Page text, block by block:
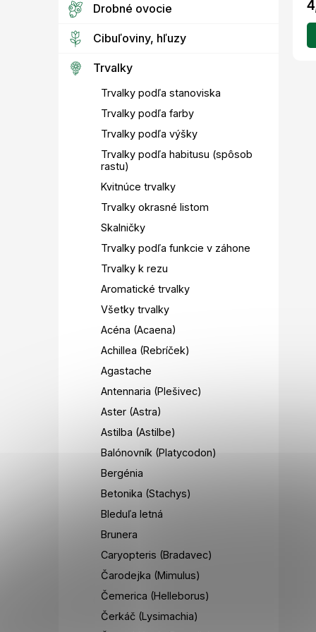
Drobné ovocie
Cibuľoviny, hľuzy
Trvalky
Trvalky podľa stanoviska
Trvalky podľa farby
Trvalky podľa výšky
Trvalky podľa habitusu (spôsob
rastu)
Kvitnúce trvalky
Trvalky okrasné listom
Skalničky
Trvalky podľa funkcie v záhone
Trvalky k rezu
Aromatické trvalky
Všetky trvalky
Acéna (Acaena)
Achillea (Rebríček)
Agastache
Antennaria (Plešivec)
Aster (Astra)
Astilba (Astilbe)
Balónovník (Platycodon)
Bergénia
Betonika (Stachys)
Bleduľa letná
Brunera
Caryopteris (Bradavec)
Čarodejka (Mimulus)
Čemerica (Helleborus)
Čerkáč (Lysimachia)